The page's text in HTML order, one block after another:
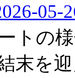
05-
トの
末を